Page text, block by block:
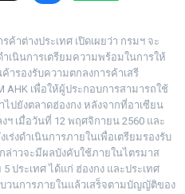
าต่างประเทศ เปิดเผยว่า กรมฯ จะ
เนินการเตรียมความพร้อมในการให้
ารองรับความตกลงการค้าเสรี
AHK เพื่อให้ผู้ประกอบการสามารถใช้
ปยังตลาดฮ่องกง หลังจากที่อาเซียน
ฯ เมื่อวันที่ 12 พฤศจิกายน 2560 และ
งดำเนินการภายในเพื่อเตรียมรองรับ
ล่าวจะมีผลบังคับใช้ภายในไตรมาส
ประเทศ ได้แก่ ฮ่องกง และประเทศ
วนการภายในแล้วเสร็จตามบัญญัติของ